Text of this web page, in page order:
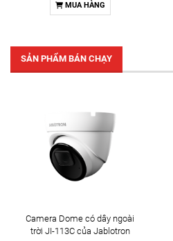
MUA HÀNG
SẢN PHẨM BÁN CHẠY
Camera Dome có dây ngoài
trời JI-113C của Jablotron